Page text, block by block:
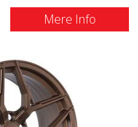
Mere Info